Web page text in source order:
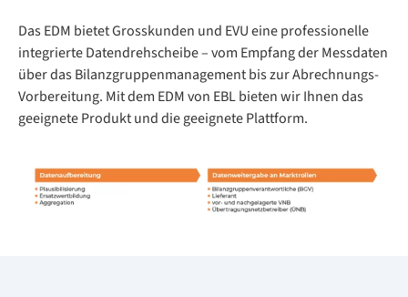
Das EDM bietet Grosskunden und EVU eine professionelle
integrierte Datendrehscheibe – vom Empfang der Messdaten
über das Bilanzgruppenmanagement bis zur Abrechnungs-​
Vorbereitung. Mit dem EDM von EBL bieten wir Ihnen das
geeignete Produkt und die geeignete Plattform.